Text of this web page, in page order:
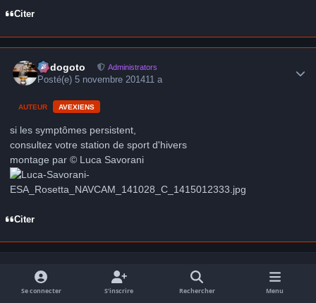
Citer
frédogoto Administrators
Posté(e)5 novembre 201411 a
AUTEUR AVEXIENS
si les symptômes persistent,
consultez votre station de sport d'hivers
montage par © Luca Savorani
Citer
Dieter333 Anciens Avex
Posté(e) 5 novembre 2014
Se connecter S’inscrire Rechercher Menu